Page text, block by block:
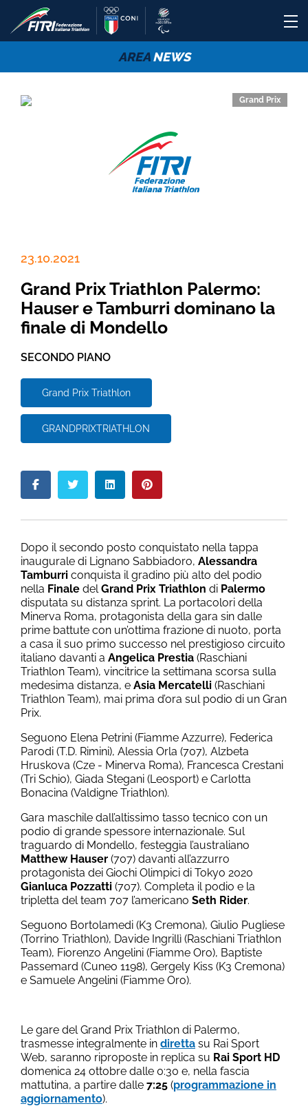
AREANEWS
Grand Prix
23.10.2021
Grand Prix Triathlon Palermo:
Hauser e Tamburri dominano la
finale di Mondello
SECONDO PIANO
Grand Prix Triathlon
GRANDPRIXTRIATHLON
Dopo il secondo posto conquistato nella tappa
inaugurale di Lignano Sabbiadoro, Alessandra
Tamburri conquista il gradino più alto del podio
nella Finale delGrand Prix Triathlon di Palermo
disputata su distanza sprint. La portacolori della
Minerva Roma, protagonista della gara sin dalle
prime battute con un’ottima frazione di nuoto, porta
a casa il suo primo successo nel prestigioso circuito
italiano davanti a Angelica Prestia (Raschiani
Triathlon Team), vincitrice la settimana scorsa sulla
medesima distanza, e Asia Mercatelli (Raschiani
Triathlon Team), mai prima d’ora sul podio di un Gran
Prix.
Seguono Elena Petrini (Fiamme Azzurre), Federica
Parodi (T.D. Rimini), Alessia Orla (707), Alzbeta
Hruskova (Cze - Minerva Roma), Francesca Crestani
(Tri Schio), Giada Stegani (Leosport) e Carlotta
Bonacina (Valdigne Triathlon).
Gara maschile dall’altissimo tasso tecnico con un
podio di grande spessore internazionale. Sul
traguardo di Mondello, festeggia l’australiano
Matthew Hauser (707) davanti all’azzurro
protagonista dei Giochi Olimpici di Tokyo 2020
Gianluca Pozzatti (707). Completa il podio e la
tripletta del team 707 l’americano Seth Rider.
Seguono Bortolamedi (K3 Cremona), Giulio Pugliese
(Torrino Triathlon), Davide Ingrillì (Raschiani Triathlon
Team), Fiorenzo Angelini (Fiamme Oro), Baptiste
Passemard (Cuneo 1198), Gergely Kiss (K3 Cremona)
e Samuele Angelini (Fiamme Oro).
Le gare del Grand Prix Triathlon di Palermo,
trasmesse integralmente in diretta su Rai Sport
Web, saranno riproposte in replica su Rai Sport HD
domenica 24 ottobre dalle 0:30 e, nella fascia
mattutina, a partire dalle 7:25 (programmazione in
aggiornamento).